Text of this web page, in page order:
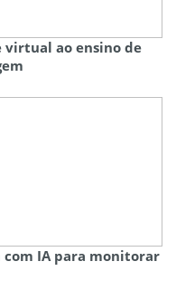
virtual ao ensino de
com IA para monitorar